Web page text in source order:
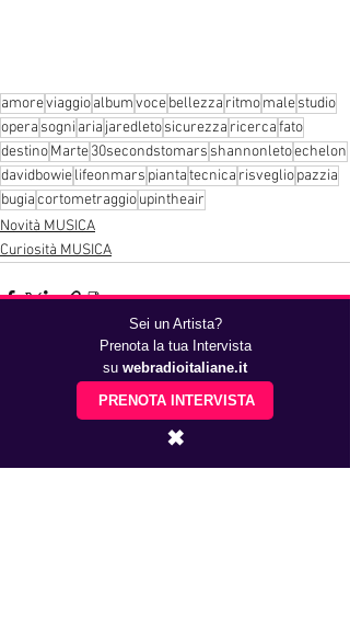
amoreviaggioalbumvocebellezza ritmomalestudio
opera sogni aria jaredletosicurezza ricercafato
destinoMarte30secondstomars shannonletoechelon
davidbowielifeonmars piantatecnica risvegliopazzia
bugiacortometraggioupintheair
Novità MUSICA
Curiosità MUSICA
Post recenti
Sei un Artista?
Prenota la tua Intervista
su webradioitaliane.it
PRENOTA INTERVISTA
✖